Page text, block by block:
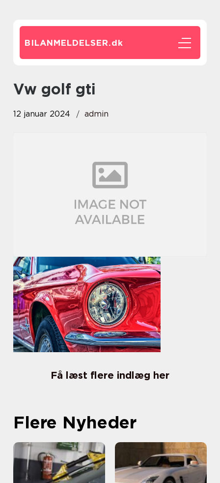
BILANMELDELSER.dk
vw golf gti
12 januar 2024 admin
Få læst flere indlæg her
Flere Nyheder